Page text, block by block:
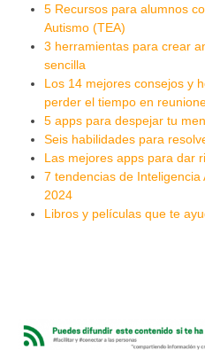
5 Recursos para alumnos
Autismo (TEA)
3 herramientas para crear
sencilla
Los 14 mejores consejos y
perder el tiempo en
5 apps para despejar tu
Seis habilidades para
Las mejores apps para dar
7 tendencias de
2024
Libros y películas que te